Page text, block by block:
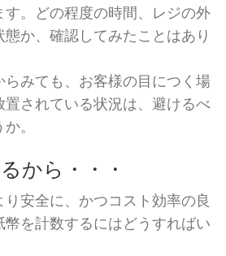
す。どの程度の時間、レジの外
か、確認してみたことはあり
らみても、お客様の目につく場
置されている状況は、避けるべ
。
から・・・
安全に、かつコスト効率の良
を計数するにはどうすればい